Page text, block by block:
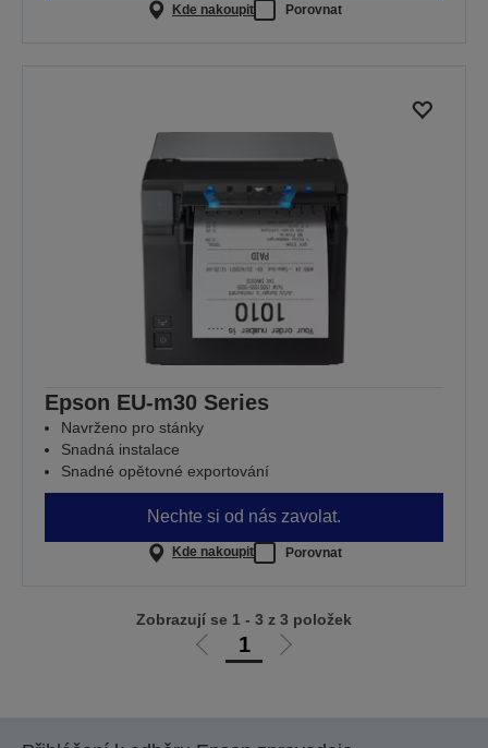
Kde nakoupit Porovnat
Epson EU-m30 Series
Navrženo pro stánky
Snadná instalace
Snadné opětovné exportování
Nechte si od nás zavolat.
Kde nakoupit Porovnat
Jít
1
Jít
Zobrazují se 1 - 3 z 3 položek